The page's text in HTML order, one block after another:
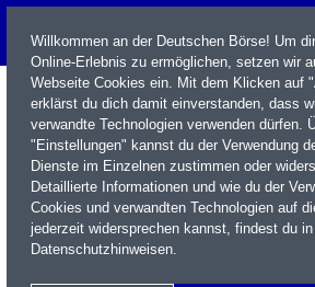
Name / WKN / ISIN / Kürzel
Willkommen an der Deutschen Börse! Um
Online-Erlebnis zu ermöglichen, setzen wir
Webseite Cookies ein. Mit dem Klicken auf
erklärst du dich damit einverstanden, dass
verwandte Technologien verwenden dürfen.
"Einstellungen" kannst du der Verwendung
Dienste im Einzelnen zustimmen oder
Detaillierte Informationen und wie du der
Cookies und verwandten Technologien auf
jederzeit widersprechen kannst, findest du
Datenschutzhinweisen.